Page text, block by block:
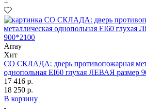
+
Array
Хит
СО СКЛАДА: дверь противопожарная
однопольная EI60 глухая ЛЕВАЯ размер
17 416 р.
18 250 р.
В корзину
-